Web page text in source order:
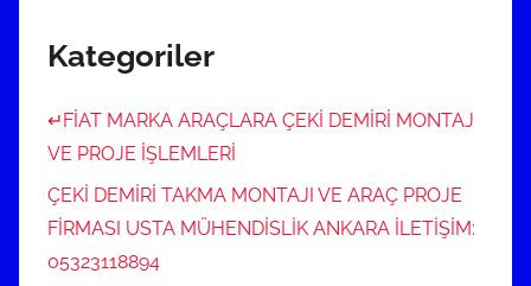
Kategoriler
↵FİAT MARKA ARAÇLARA ÇEKİ DEMİRİ MONTAJ
VE PROJE İŞLEMLERİ
ÇEKİ DEMİRİ TAKMA MONTAJI VE ARAÇ PROJE
FİRMASI USTA MÜHENDİSLİK ANKARA İLETİŞİM:
05323118894